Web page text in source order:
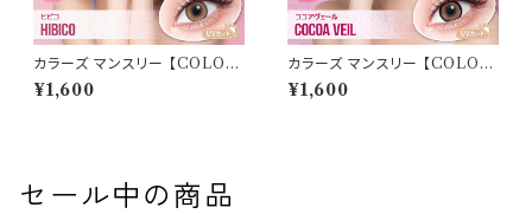
カラーズ マンスリー 【COLOR：
ヒビコ】 【1箱2枚入】【 一条響 イ
メージモデル 】 韓国系レンズ c
¥1,600
カラーズ マンスリー 【COLOR：
ココアヴェール】 【1箱2枚入】【
一条響 イメージモデル 】 韓国
¥1,600
セール中の商品